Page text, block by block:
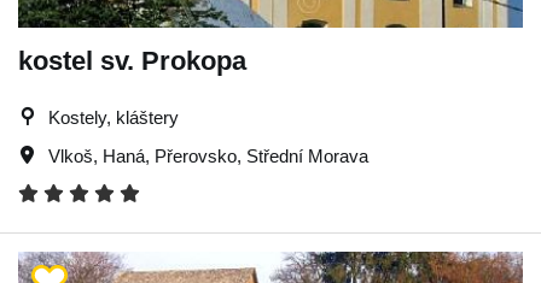
kostel sv. Prokopa
Kostely, kláštery
Vlkoš, Haná, Přerovsko, Střední Morava